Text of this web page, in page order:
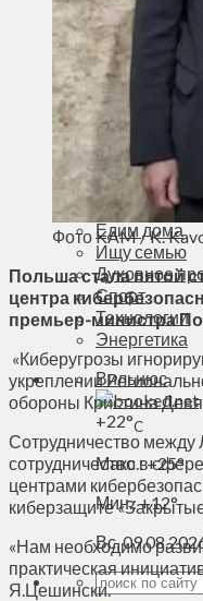
Сеньорам
Образование
Экология
Приграничье
Деньги
Визиты
Выборы
Агроновости
Едим дома
Ищу семью
Духовное
Спорт
Технологии
Энергетика
Вильнюс
+22°C
Макс.:+25°
Мин.:+12°
Вс,
Фото KAM / K.
Польша стала пятой
центра
премьер-министра
«Киберугрозы
укреплении
обороны Кристина
Сотрудничество между
сотрудничество в
центрами
киберзащите
«Нам необходимо
практическая
Я.Цешински.